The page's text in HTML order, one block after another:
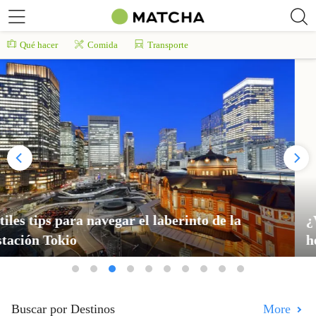
Qué hacer Comida Transporte
¿Viajas de Tokio a Osaka? Una guía de precios y
horarios
Buscar por Destinos More